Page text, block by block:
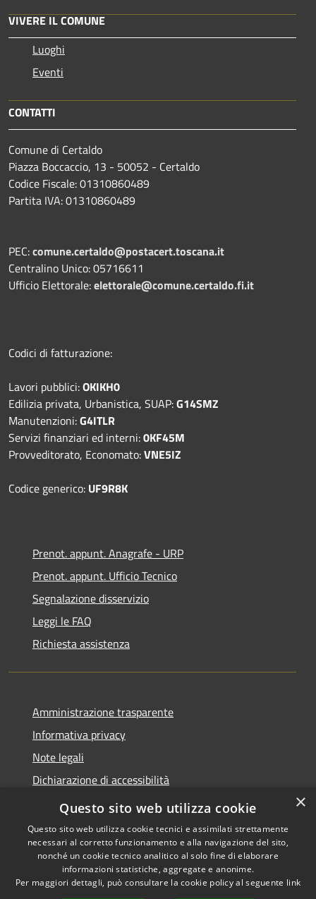
VIVERE IL COMUNE
Luoghi
Eventi
CONTATTI
Comune di Certaldo
Piazza Boccaccio, 13 - 50052 - Certaldo
Codice Fiscale: 01310860489
Partita IVA: 01310860489
PEC:comune.certaldo@postacert.toscana.it
Centralino Unico: 05716611
Ufficio Elettorale:elettorale@comune.certaldo.fi.it
Codici di fatturazione:
Lavori pubblici:OKIKH0
Edilizia privata, Urbanistica, SUAP:G14SMZ
Manutenzioni:G4ITLR
Servizi finanziari ed interni:0KF45M
Provveditorato, Economato:VNE5IZ
Codice generico: UF9R8K
Prenot. appunt. Anagrafe - URP
Prenot. appunt. Ufficio Tecnico
Segnalazione disservizio
Leggi le FAQ
Richiesta assistenza
Amministrazione trasparente
Informativa privacy
Note legali
Dichiarazione di accessibilità
Whistleblowing
Accessibilità
Copyright © 2026 • Comune di
Certaldo • Powered by
×
Questo sito web utilizza cookie
Questo sito web utilizza cookie tecnici e assimilati strettamente
necessari al corretto funzionamento e alla navigazione del sito,
nonché un cookie tecnico analitico al solo fine di elaborare
informazioni statistiche, aggregate e anonime.
Per maggiori dettagli, può consultare la cookie policy al seguente link